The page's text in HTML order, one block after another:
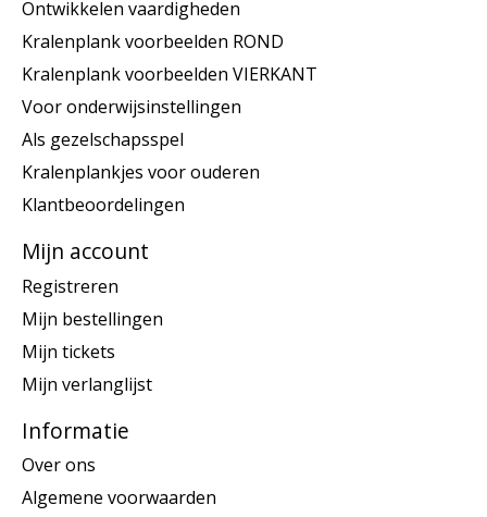
Ontwikkelen vaardigheden
Kralenplank voorbeelden ROND
Kralenplank voorbeelden VIERKANT
Voor onderwijsinstellingen
Als gezelschapsspel
Kralenplankjes voor ouderen
Klantbeoordelingen
Mijn account
Registreren
Mijn bestellingen
Mijn tickets
Mijn verlanglijst
Informatie
Over ons
Algemene voorwaarden